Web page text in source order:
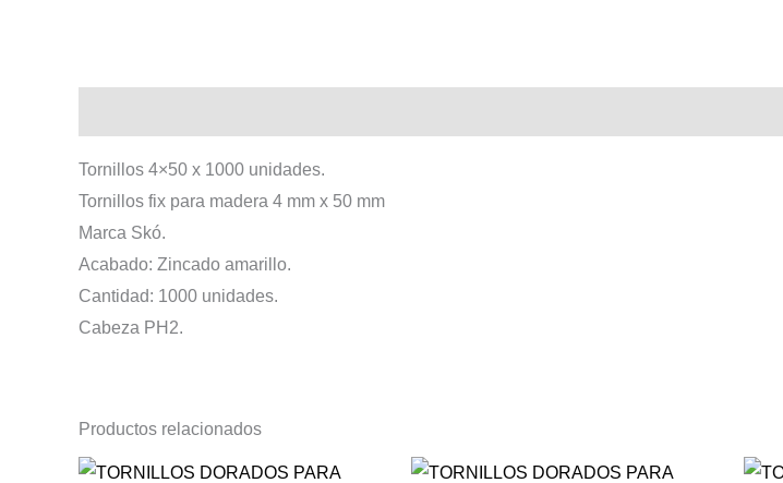
Tornillos 4×50 x 1000 unidades.
Tornillos fix para madera 4 mm x 50 mm
Marca Skó.
Acabado: Zincado amarillo.
Cantidad: 1000 unidades.
Cabeza PH2.
Productos relacionados